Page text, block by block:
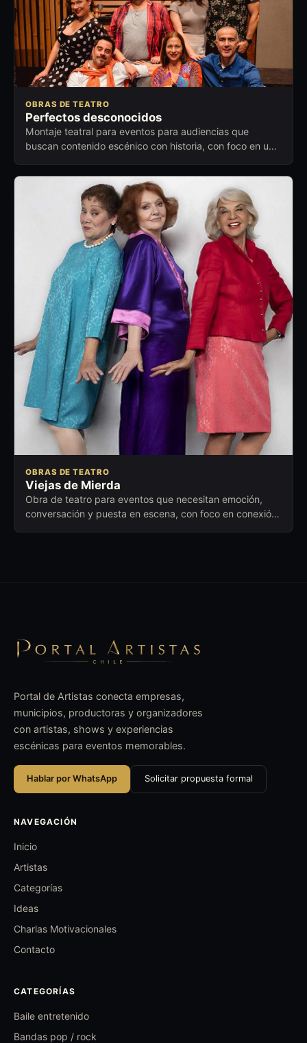
OBRAS DE TEATRO
Perfectos desconocidos
Montaje teatral para eventos para audiencias que
buscan contenido escénico con historia, con foco en un
OBRAS DE TEATRO
Viejas de Mierda
Obra de teatro para eventos que necesitan emoción,
conversación y puesta en escena, con foco en conexión
Portal de Artistas conecta empresas,
municipios, productoras y organizadores
con artistas, shows y experiencias
escénicas para eventos memorables.
Hablar por WhatsApp Solicitar propuesta formal
NAVEGACIÓN
Inicio
Artistas
Categorías
Ideas
Charlas Motivacionales
Contacto
CATEGORÍAS
Baile entretenido
Bandas pop / rock